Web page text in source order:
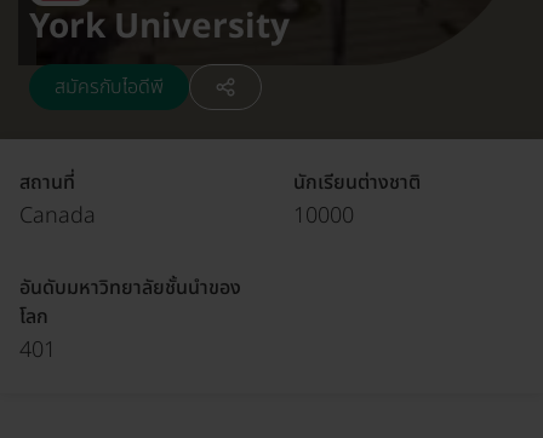
York University
สมัครกับไอดีพี
สถานที่
Canada
นักเรียนต่างชาติ
10000
อันดับมหาวิทยาลัยชั้นนำของ
โลก
401